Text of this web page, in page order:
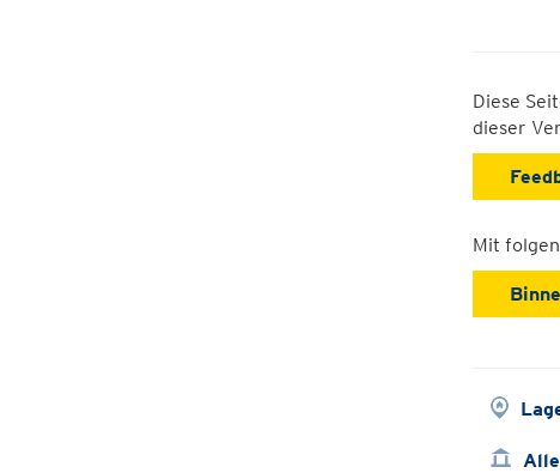
Diese
dieser
Mit